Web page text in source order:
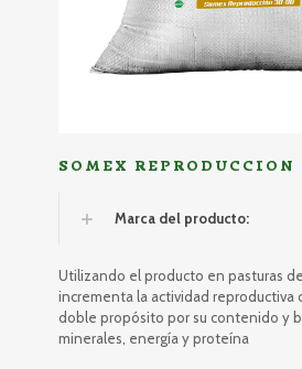
SOMEX REPRODUCCION
Marca del producto:
Utilizando el producto en pasturas
incrementa la actividad reproductiva
doble propósito por su contenido y
minerales, energía y proteína